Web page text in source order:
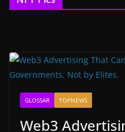
GLOSSAR TOPNEWS
Web3